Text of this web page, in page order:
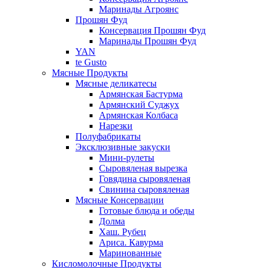
Маринады Агроянс
Прошян Фуд
Консервация Прошян Фуд
Маринады Прошян Фуд
YAN
te Gusto
Мясные Продукты
Мясные деликатесы
Армянская Бастурма
Армянский Суджух
Армянская Колбаса
Нарезки
Полуфабрикаты
Эксклюзивные закуски
Мини-рулеты
Сыровяленая вырезка
Говядина сыровяленая
Свинина сыровяленая
Мясные Консервации
Готовые блюда и обеды
Долма
Хаш. Рубец
Ариса. Кавурма
Маринованные
Кисломолочные Продукты